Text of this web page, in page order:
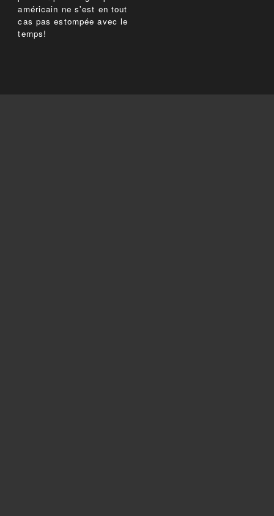
américain ne s'est en tout
cas pas estompée avec le
temps!